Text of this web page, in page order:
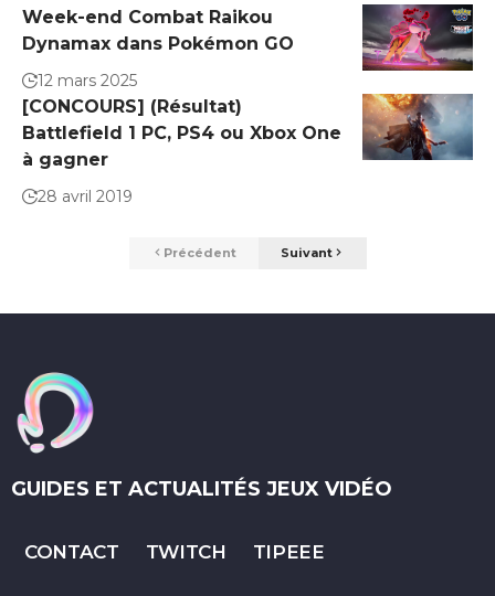
Week-end Combat Raikou
Dynamax dans Pokémon GO
12 mars 2025
[CONCOURS] (Résultat)
Battlefield 1 PC, PS4 ou Xbox One
à gagner
28 avril 2019
Précédent Suivant
GUIDES ET ACTUALITÉS JEUX VIDÉO
CONTACT TWITCH TIPEEE